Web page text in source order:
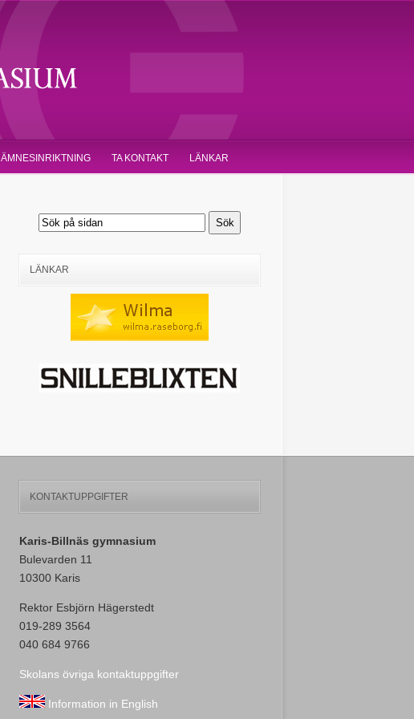
ÄMNESINRIKTNING TA KONTAKT LÄNKAR
LÄNKAR
KONTAKTUPPGIFTER
Karis-Billnäs gymnasium
Bulevarden 11
10300 Karis
Rektor Esbjörn Hägerstedt
019-289 3564
040 684 9766
Skolans övriga kontaktuppgifter
Information in English